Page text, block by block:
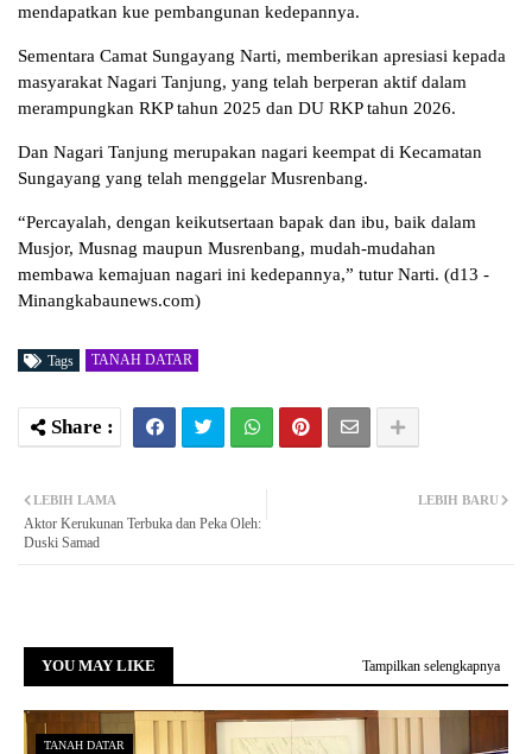
mendapatkan kue pembangunan kedepannya.
Sementara Camat Sungayang Narti, memberikan apresiasi kepada
masyarakat Nagari Tanjung, yang telah berperan aktif dalam
merampungkan RKP tahun 2025 dan DU RKP tahun 2026.
Dan Nagari Tanjung merupakan nagari keempat di Kecamatan
Sungayang yang telah menggelar Musrenbang.
“Percayalah, dengan keikutsertaan bapak dan ibu, baik dalam
Musjor, Musnag maupun Musrenbang, mudah-mudahan
membawa kemajuan nagari ini kedepannya,” tutur Narti. (d13 -
Minangkabaunews.com)
Tags TANAH DATAR
LEBIH BARU
LEBIH LAMA
Aktor Kerukunan Terbuka dan Peka Oleh:
Duski Samad
YOU MAY LIKE Tampilkan selengkapnya
TANAH DATAR